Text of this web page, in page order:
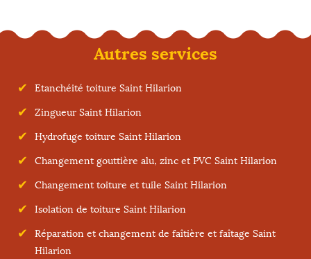
Autres services
Etanchéité toiture Saint Hilarion
Zingueur Saint Hilarion
Hydrofuge toiture Saint Hilarion
Changement gouttière alu, zinc et PVC Saint Hilarion
Changement toiture et tuile Saint Hilarion
Isolation de toiture Saint Hilarion
Réparation et changement de faîtière et faîtage Saint
Hilarion